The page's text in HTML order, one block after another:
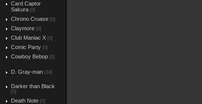
Card Captor
Sakura [0]
Chrono Cruase [0]
Claymore [0]
Club Maniac X [0]
Comic Party [0]
Cowboy Bebop [0]
D. Gray-man [24]
Darker than Black
[0]
Death Note [0]